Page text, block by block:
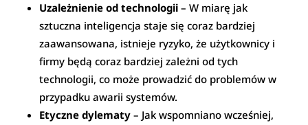
Uzależnienie od technologii – W miarę jak
sztuczna inteligencja staje się coraz bardziej
zaawansowana, istnieje ryzyko, że użytkownicy i
firmy będą coraz bardziej zależni od tych
technologii, co może prowadzić do problemów w
przypadku awarii systemów.
Etyczne dylematy – Jak wspomniano wcześniej,